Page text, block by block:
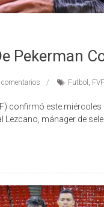
Pekerman
comentarios Futbol , FVF
confirmó este
mánager de